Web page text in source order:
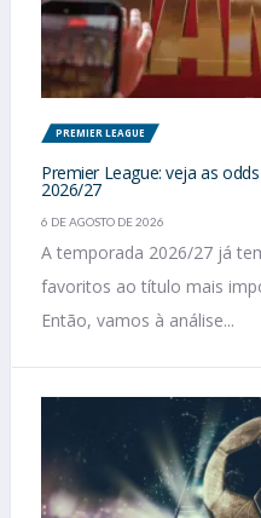
PREMIER LEAGUE
Premier League: veja as
2026/27
6 DE AGOSTO DE 2026
A temporada 2026/27 já
favoritos ao título mais
Então, vamos à análise...